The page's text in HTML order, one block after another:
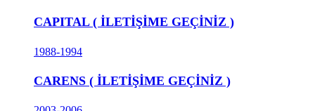
CAPITAL ( İLETİŞİME GEÇİNİZ )
1988-1994
CARENS ( İLETİŞİME GEÇİNİZ )